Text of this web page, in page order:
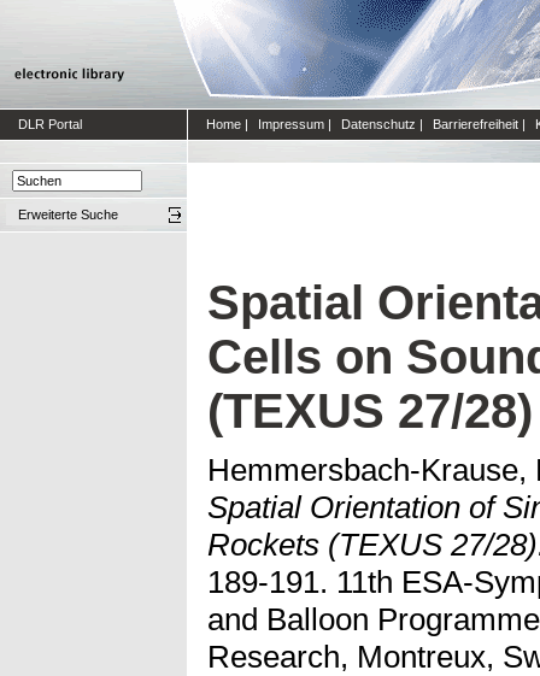
DLR Portal Home | Impressum | Datenschutz | Barrierefreiheit |
Erweiterte Suche
Spatial
Cells on
(TEXUS 27/28)
Hemmersbach-Krause,
Spatial Orientation of
Rockets (TEXUS 27/
189-191. 11th ESA-
and Balloon
Research, Montreux,